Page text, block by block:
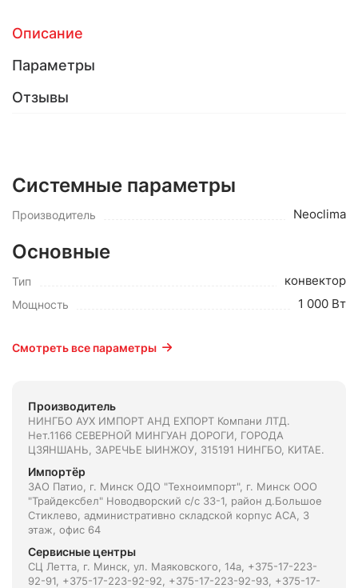
Описание
Параметры
Отзывы
Системные параметры
Производитель Neoclima
Основные
Тип конвектор
Мощность 1 000 Вт
Смотреть все параметры
Производитель
НИНГБО АУХ ИМПОРТ АНД ЕXПОРТ Компани ЛТД.
Нет.1166 СЕВЕРНОЙ МИНГУАН ДОРОГИ, ГОРОДА
ЦЗЯНШАНЬ, ЗАРЕЧЬЕ ЫИНЖОУ, 315191 НИНГБО, КИТАЕ.
Импортёр
ЗАО Патио, г. Минск ОДО "Техноимпорт", г. Минск ООО
"Трайдексбел" Новодворский с/с 33-1, район д.Большое
Стиклево, административно складской корпус АСА, 3
этаж, офис 64
Сервисные центры
СЦ Летта, г. Минск, ул. Маяковского, 14а, +375-17-223-
92-91, +375-17-223-92-92, +375-17-223-92-93, +375-17-